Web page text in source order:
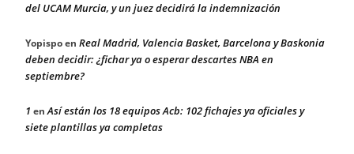
del UCAM Murcia, y un juez decidirá la indemnización
Yopispoen Real Madrid, Valencia Basket, Barcelona y Baskonia
deben decidir: ¿fichar ya o esperar descartes NBA en
septiembre?
1 enAsí están los 18 equipos Acb: 102 fichajes ya oficiales y
siete plantillas ya completas